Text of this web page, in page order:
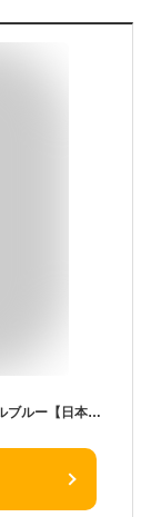
HUAWEI WATCH FIT new スマートウォッチ アイルブルー【日本正規代理店品】